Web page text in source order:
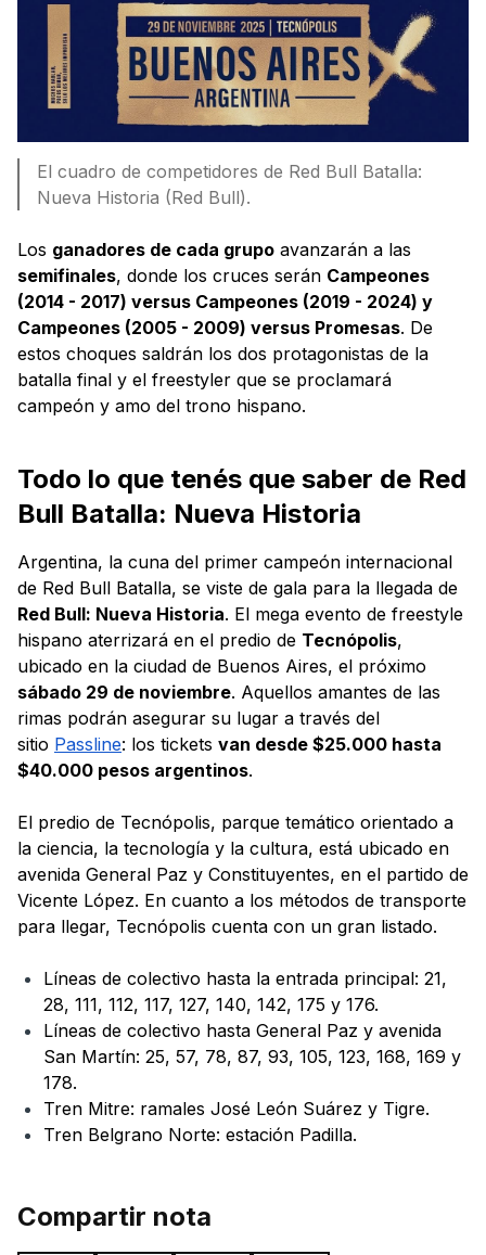
El cuadro de competidores de Red Bull Batalla:
Nueva Historia (Red Bull).
Los ganadores de cada grupo avanzarán a las
semifinales, donde los cruces serán Campeones
(2014 - 2017) versus Campeones (2019 - 2024) y
Campeones (2005 - 2009) versus Promesas. De
estos choques saldrán los dos protagonistas de la
batalla final y el freestyler que se proclamará
campeón y amo del trono hispano.
Todo lo que tenés que saber de Red
Bull Batalla: Nueva Historia
Argentina, la cuna del primer campeón internacional
de Red Bull Batalla, se viste de gala para la llegada de
Red Bull: Nueva Historia. El mega evento de freestyle
hispano aterrizará en el predio de Tecnópolis,
ubicado en la ciudad de Buenos Aires, el próximo
sábado 29 de noviembre. Aquellos amantes de las
rimas podrán asegurar su lugar a través del
sitio Passline: los tickets van desde $25.000 hasta
$40.000 pesos argentinos.
El predio de Tecnópolis, parque temático orientado a
la ciencia, la tecnología y la cultura, está ubicado en
avenida General Paz y Constituyentes, en el partido de
Vicente López. En cuanto a los métodos de transporte
para llegar, Tecnópolis cuenta con un gran listado.
Líneas de colectivo hasta la entrada principal: 21,
28, 111, 112, 117, 127, 140, 142, 175 y 176.
Líneas de colectivo hasta General Paz y avenida
San Martín: 25, 57, 78, 87, 93, 105, 123, 168, 169 y
178.
Tren Mitre: ramales José León Suárez y Tigre.
Tren Belgrano Norte: estación Padilla.
Compartir nota